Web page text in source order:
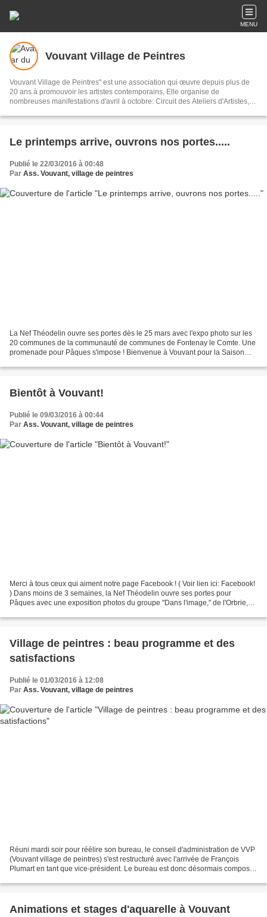
MENU
Vouvant Village de Peintres
Vouvant Village de Peintres" est une association qui œuvre depuis plus de
20 ans à promouvoir les artistes contemporains, Elle organise de
nombreuses manifestations d'avril à octobre: Circuit des Ateliers d'Artistes,
Le printemps arrive, ouvrons nos portes.....
Publié le 22/03/2016 à 00:48
Par Ass. Vouvant, village de peintres
La Nef Théodelin ouvre ses portes dès le 25 mars avec l'expo photo sur les
20 communes de la communauté de communes de Fontenay le Comte. Une
promenade pour Pâques s'impose ! Bienvenue à Vouvant pour la Saison
Bientôt à Vouvant!
Publié le 09/03/2016 à 00:44
Par Ass. Vouvant, village de peintres
Merci à tous ceux qui aiment notre page Facebook ! ( Voir lien ici: Facebook!
) Dans moins de 3 semaines, la Nef Théodelin ouvre ses portes pour
Pâques avec une exposition photos du groupe "Dans l'image," de l'Orbrie,
Village de peintres : beau programme et des
satisfactions
Publié le 01/03/2016 à 12:08
Par Ass. Vouvant, village de peintres
Réuni mardi soir pour réélire son bureau, le conseil d'administration de VVP
(Vouvant village de peintres) s'est restructuré avec l'arrivée de François
Plumart en tant que vice-président. Le bureau est donc désormais composé
Animations et stages d'aquarelle à Vouvant